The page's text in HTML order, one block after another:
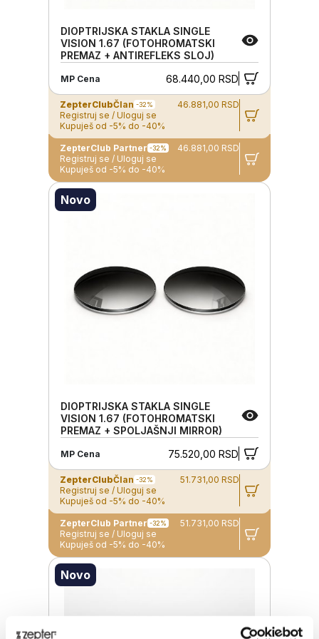
DIOPTRIJSKA STAKLA SINGLE
VISION 1.67 (FOTOHROMATSKI
PREMAZ + ANTIREFLEKS SLOJ)
MP Cena 68.440,00 RSD
ZepterClubČlan -32%
46.881,00 RSD
Registruj se / Uloguj se
Kupuješ od -5% do -40%
ZepterClub Partner -32%
46.881,00 RSD
Registruj se / Uloguj se
Kupuješ od -5% do -40%
Novo
DIOPTRIJSKA STAKLA SINGLE
VISION 1.67 (FOTOHROMATSKI
PREMAZ + SPOLJAŠNJI MIRROR)
MP Cena 75.520,00 RSD
ZepterClubČlan -32%
51.731,00 RSD
Registruj se / Uloguj se
Kupuješ od -5% do -40%
ZepterClub Partner -32%
51.731,00 RSD
Registruj se / Uloguj se
Kupuješ od -5% do -40%
Novo